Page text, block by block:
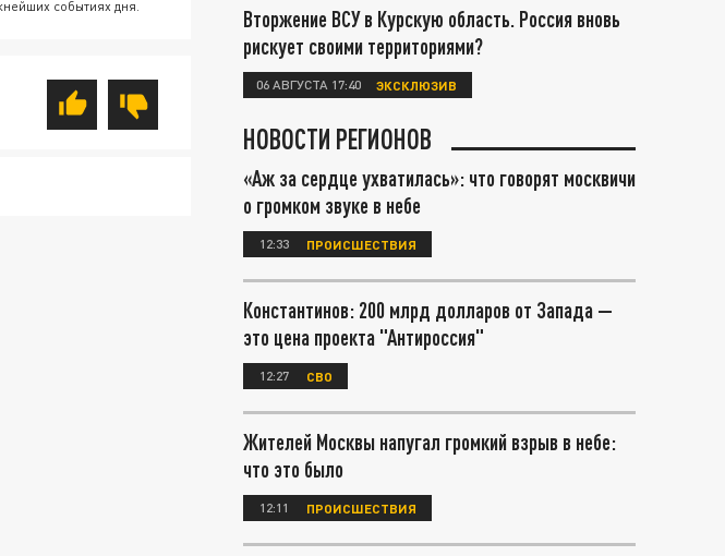
событиях дня.
Вторжение ВСУ в Курскую область. Россия вновь
рискует своими территориями?
06 АВГУСТА 17:40 ЭКСКЛЮЗИВ
НОВОСТИ РЕГИОНОВ
«Аж за сердце ухватилась»: что говорят москвичи
о громком звуке в небе
12:33 ПРОИСШЕСТВИЯ
Константинов: 200 млрд долларов от Запада —
это цена проекта "Антироссия"
12:27 СВО
Жителей Москвы напугал громкий взрыв в небе:
что это было
12:11 ПРОИСШЕСТВИЯ